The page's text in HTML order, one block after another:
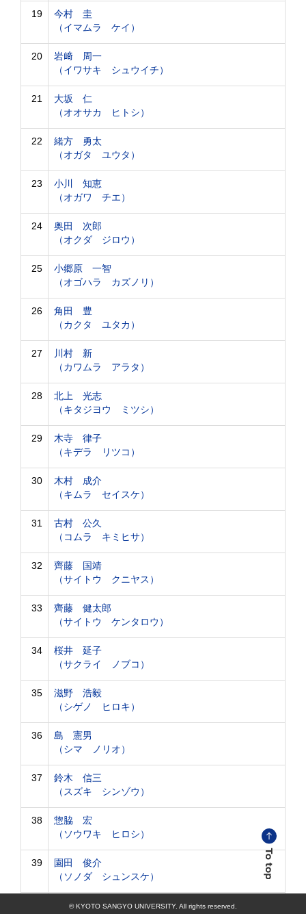
19
今村 圭
（イマムラ ケイ）
20
岩﨑 周一
（イワサキ シュウイチ）
21
大坂 仁
（オオサカ ヒトシ）
22
緒方 勇太
（オガタ ユウタ）
23
小川 知恵
（オガワ チエ）
24
奥田 次郎
（オクダ ジロウ）
25
小郷原 一智
（オゴハラ カズノリ）
26
角田 豊
（カクタ ユタカ）
27
川村 新
（カワムラ アラタ）
28
北上 光志
（キタジヨウ ミツシ）
29
木寺 律子
（キデラ リツコ）
30
木村 成介
（キムラ セイスケ）
31
古村 公久
（コムラ キミヒサ）
32
齊藤 国靖
（サイトウ クニヤス）
33
齊藤 健太郎
（サイトウ ケンタロウ）
34
桜井 延子
（サクライ ノブコ）
35
滋野 浩毅
（シゲノ ヒロキ）
36
島 憲男
（シマ ノリオ）
37
鈴木 信三
（スズキ シンゾウ）
38
惣脇 宏
（ソウワキ ヒロシ）
39
園田 俊介
（ソノダ シュンスケ）
髙梨 泰彦
© KYOTO SANGYO UNIVERSITY. All rights reserved.